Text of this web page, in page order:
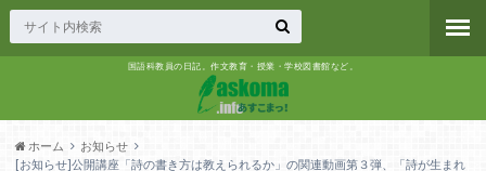
国語科教員の日記。作文教育・授業・学校図書館など。
ホーム
お知らせ
[お知らせ]公開講座「詩の書き方は教えられるか」の関連動画第３弾、「詩が生まれ